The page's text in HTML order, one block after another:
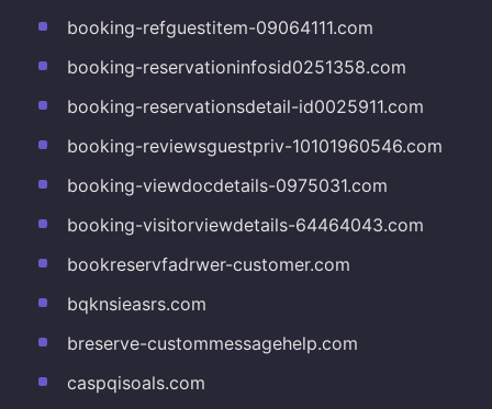
booking-refguestitem-09064111.com
booking-reservationinfosid0251358.com
booking-reservationsdetail-id0025911.com
booking-reviewsguestpriv-10101960546.com
booking-viewdocdetails-0975031.com
booking-visitorviewdetails-64464043.com
bookreservfadrwer-customer.com
bqknsieasrs.com
breserve-custommessagehelp.com
caspqisoals.com